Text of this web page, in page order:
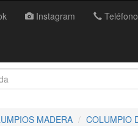
Instagram
MADERA COLUMPIO